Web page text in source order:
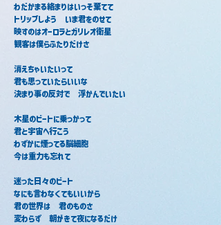
わだかまる絡まりはいっそ棄てて
トリップしよう　いま君をのせて
映すのはオーロラとガリレオ衛星
観客は僕らふたりだけさ
消えちゃいたいって
君も思っていたらいいな
決まり事の反対で　浮かんでいたい
木星のビートに乗っかって
君と宇宙へ行こう
わずかに煙ってる脳細胞
今は重力も忘れて
迷った日々のビート
なにも言わなくてもいいから
君の世界は　君のものさ
変わらず　朝がきて夜になるだけ